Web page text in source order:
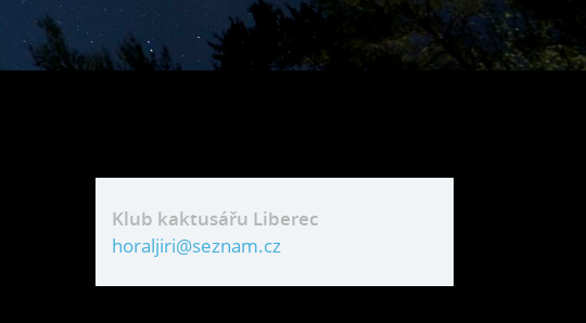
Klub kaktusářu Liberec
horaljiri@seznam.cz